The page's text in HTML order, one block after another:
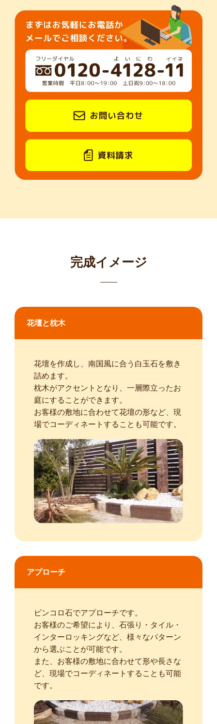
完成イメージ
花壇と枕木
花壇を作成し、南国風に合う白玉石を敷き
詰めます。
枕木がアクセントとなり、一層際立ったお
庭にすることができます。
お客様の敷地に合わせて花壇の形など、現
場でコーディネートすることも可能です。
アプローチ
ピンコロ石でアプローチです。
お客様のご希望により、石張り・タイル・
インターロッキングなど、様々なパターン
から選ぶことが可能です。
また、お客様の敷地に合わせて形や長さな
ど、現場でコーディネートすることも可能
です。